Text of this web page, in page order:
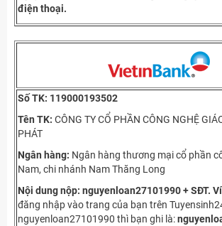
điện thoại.
Số TK: 119000193502
Tên TK: CÔNG TY CỔ PHẦN CÔNG NGHỆ
PHÁT
Ngân hàng: Ngân hàng thương mại cổ phần
Nam, chi nhánh Nam Thăng Long
Nội dung nộp: nguyenloan27101990 + SĐT.
đăng nhập vào trang của bạn trên
nguyenloan27101990 thì bạn ghi là: